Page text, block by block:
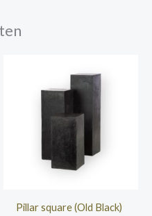
Pillar square (Old Black)